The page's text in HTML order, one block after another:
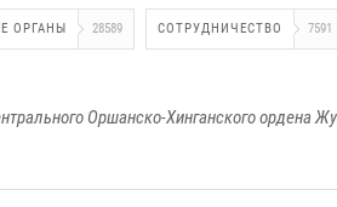
ОРГАНЫ 28589 СОТРУДНИЧЕСТВО 7591
Оршанско-Хинганского ордена